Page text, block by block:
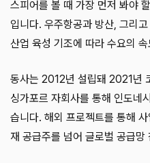
스피어를 볼 때 가장 먼저 봐야
입니다. 우주항공과 방산, 그리
산업 육성 기조에 따라 수요의
동사는 2012년 설립돼 2021년
싱가포르 자회사를 통해 인도네
습니다. 해외 프로젝트를 통해
재 공급주를 넘어 글로벌 공급